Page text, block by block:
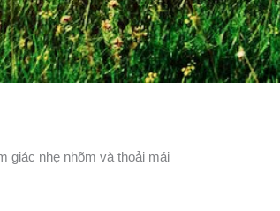
giác nhẹ nhõm và thoải mái